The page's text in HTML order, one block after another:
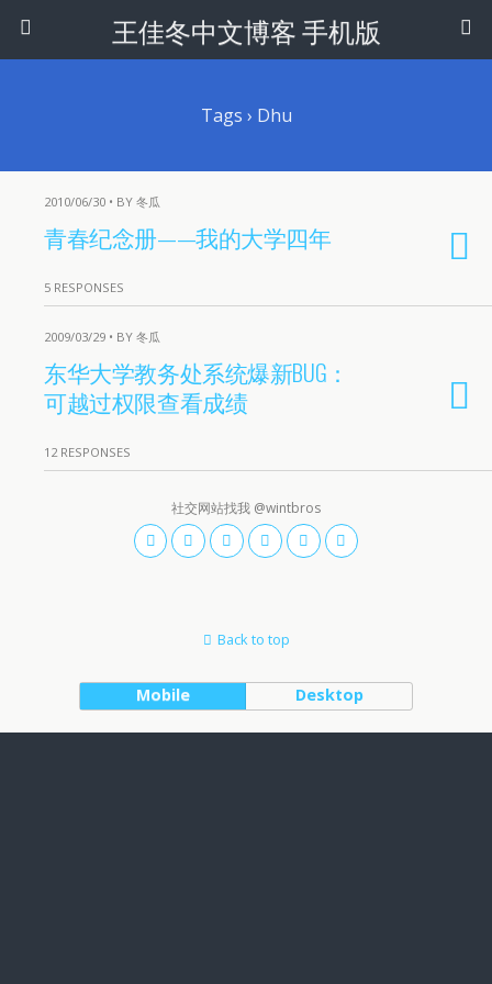
王佳冬中文博客 手机版
Tags › Dhu
2010/06/30 • BY 冬瓜
青春纪念册——我的大学四年
5 RESPONSES
2009/03/29 • BY 冬瓜
东华大学教务处系统爆新BUG：
可越过权限查看成绩
12 RESPONSES
社交网站找我 @wintbros
Back to top
Mobile Desktop